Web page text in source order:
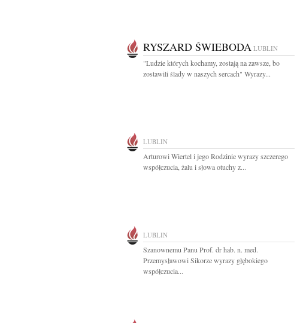
RYSZARD ŚWIEBODA LUBLIN
"Ludzie których kochamy, zostają na zawsze, bo
zostawili ślady w naszych sercach" Wyrazy...
LUBLIN
Arturowi Wiertel i jego Rodzinie wyrazy szczerego
współczucia, żalu i słowa otuchy z...
LUBLIN
Szanownemu Panu Prof. dr hab. n. med.
Przemysławowi Sikorze wyrazy głębokiego
współczucia...